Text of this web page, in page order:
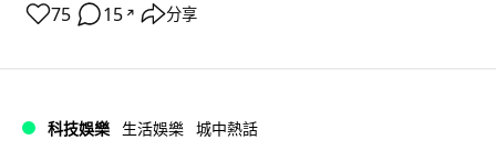
75 15 ↗ 分享
科技娛樂 生活娛樂 城中熱話